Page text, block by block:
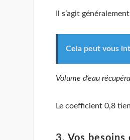
Il s’agit
Cela peut vous
Volume d’eau
Le coefficient 0,8
3. Vos besoins